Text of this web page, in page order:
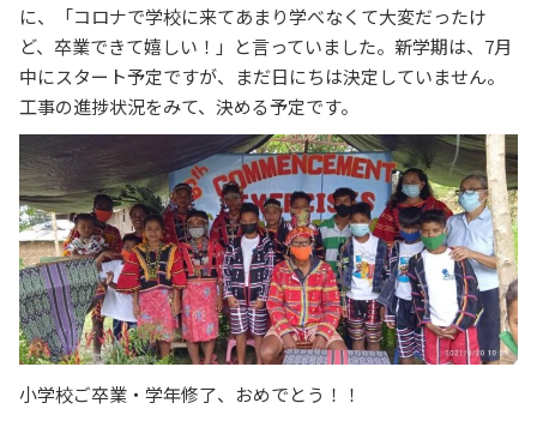
に、「コロナで学校に来てあまり学べなくて大変だったけ
ど、卒業できて嬉しい！」と言っていました。新学期は、7月
中にスタート予定ですが、まだ日にちは決定していません。
工事の進捗状況をみて、決める予定です。
小学校ご卒業・学年修了、おめでとう！！